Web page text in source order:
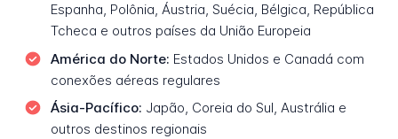
Espanha, Polônia, Áustria, Suécia, Bélgica, República
Tcheca e outros países da União Europeia
América do Norte: Estados Unidos e Canadá com
conexões aéreas regulares
Ásia-Pacífico: Japão, Coreia do Sul, Austrália e
outros destinos regionais